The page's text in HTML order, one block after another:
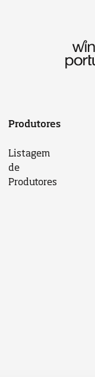
Produtores
Listagem
de
Produtores